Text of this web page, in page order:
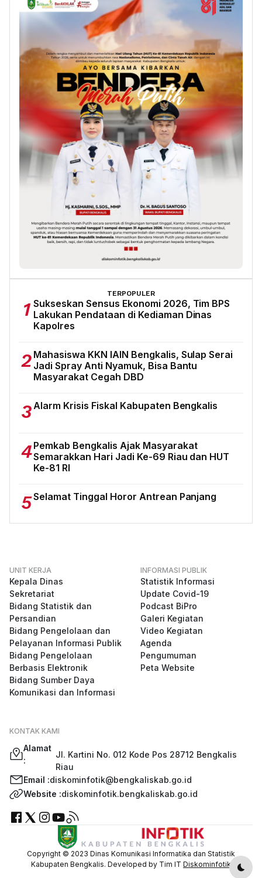
TERPOPULER
1 Sukseskan Sensus Ekonomi 2026, Tim BPS
Lakukan Pendataan di Kediaman Dinas
Kapolres
2 Mahasiswa KKN IAIN Bengkalis, Sulap Serai
Jadi Spray Anti Nyamuk, Bisa Bantu
Masyarakat Cegah DBD
3 Alarm Krisis Fiskal Kabupaten Bengkalis
4Pemkab Bengkalis Ajak Masyarakat
Semarakkan Hari Jadi Ke-69 Riau dan HUT
Ke-81 RI
5Selamat Tinggal Horor Antrean Panjang
UNIT KERJA
Kepala Dinas
Sekretariat
Bidang Statistik dan
Persandian
Bidang Pengelolaan dan
Pelayanan Informasi Publik
Bidang Pengelolaan
Berbasis Elektronik
Bidang Sumber Daya
Komunikasi dan Informasi
INFORMASI PUBLIK
Statistik Informasi
Update Covid-19
Podcast BiPro
Galeri Kegiatan
Video Kegiatan
Agenda
Pengumuman
Peta Website
KONTAK KAMI
Alamat
:
Jl. Kartini No. 012 Kode Pos 28712 Bengkalis
Riau
Email :diskominfotik@bengkaliskab.go.id
Website :diskominfotik.bengkaliskab.go.id
Copyright © 2023 Dinas Komunikasi Informatika dan Statistik
Kabupaten Bengkalis. Developed by Tim IT Diskominfotik